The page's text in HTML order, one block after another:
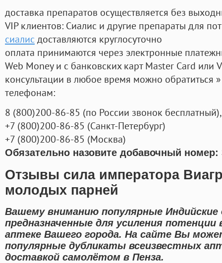
доставка препаратов осуществляется без
VIP клиентов: Сиалис и другие препараты для
сиалис доставляются круглосуточно
оплата принимаются через электронные
Web Money и с банковских карт Master Card или
консультации в любое время можно обратиться
телефонам:
8 (800)200-86-85 (по России звонок бесплатный),
+7 (800)200-86-85 (Санкт-Петербург)
+7 (800)200-86-85 (Москва)
Обязательно назовите добавочный номер:
Отзывы сила императора
молодых парней
Вашему вниманию популярные Индийские
предназначенные для усиления
аптеке Вашего города. На сайте Вы
популярные дубликаты всеизвестных
доставкой самолётом в Пенза.